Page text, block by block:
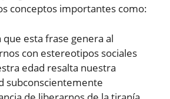
conceptos importantes como:
que esta frase genera al
con estereotipos sociales
edad resalta nuestra
subconscientemente